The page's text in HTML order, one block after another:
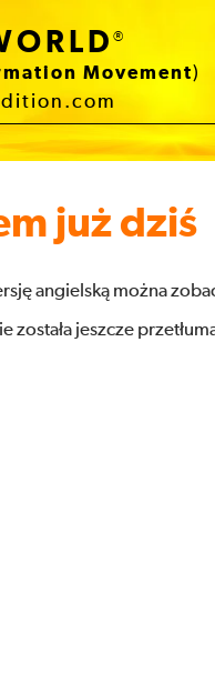
®
Movement)
już dziś
angielską można
została jeszcze